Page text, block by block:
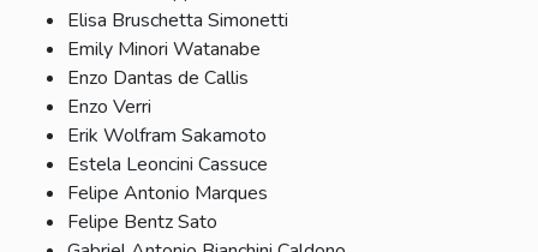
Elisa Bruschetta Simonetti
Emily Minori Watanabe
Enzo Dantas de Callis
Enzo Verri
Erik Wolfram Sakamoto
Estela Leoncini Cassuce
Felipe Antonio Marques
Felipe Bentz Sato